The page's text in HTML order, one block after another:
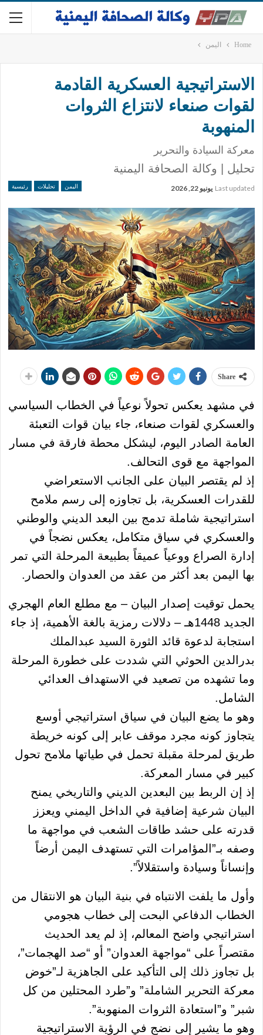
Home اليمن
الاستراتيجية العسكرية القادمة
لقوات صنعاء لانتزاع الثروات
المنهوبة
معركة السيادة والتحرير
تحليل | وكالة الصحافة اليمنية
اليمن تحليلات رئيسية Last updated يونيو 22, 2026
Share
في مشهد يعكس تحولاً نوعياً في الخطاب السياسي
والعسكري لقوات صنعاء، جاء بيان قوات التعبئة
العامة الصادر اليوم، ليشكل محطة فارقة في مسار
المواجهة مع قوى التحالف.
إذ لم يقتصر البيان على الجانب الاستعراضي
للقدرات العسكرية، بل تجاوزه إلى رسم ملامح
استراتيجية شاملة تدمج بين البعد الديني والوطني
والعسكري في سياق متكامل، يعكس نضجاً في
إدارة الصراع ووعياً عميقاً بطبيعة المرحلة التي تمر
بها اليمن بعد أكثر من عقد من العدوان والحصار.
يحمل توقيت إصدار البيان – مع مطلع العام الهجري
الجديد 1448هـ – دلالات رمزية بالغة الأهمية، إذ جاء
استجابة لدعوة قائد الثورة السيد عبدالملك
بدرالدين الحوثي التي شددت على خطورة المرحلة
وما تشهده من تصعيد في الاستهداف العدائي
الشامل.
وهو ما يضع البيان في سياق استراتيجي أوسع
يتجاوز كونه مجرد موقف عابر إلى كونه خريطة
طريق لمرحلة مقبلة تحمل في طياتها ملامح تحول
كبير في مسار المعركة.
إذ إن الربط بين البعدين الديني والتاريخي يمنح
البيان شرعية إضافية في الداخل اليمني ويعزز
قدرته على حشد طاقات الشعب في مواجهة ما
وصفه بـ”المؤامرات التي تستهدف اليمن أرضاً
وإنساناً وسيادة واستقلالاً”.
وأول ما يلفت الانتباه في بنية البيان هو الانتقال من
الخطاب الدفاعي البحت إلى خطاب هجومي
استراتيجي واضح المعالم، إذ لم يعد الحديث
مقتصراً على “مواجهة العدوان” أو “صد الهجمات”،
بل تجاوز ذلك إلى التأكيد على الجاهزية لـ”خوض
معركة التحرير الشاملة” و”طرد المحتلين من كل
شبر” و”استعادة الثروات المنهوبة”.
وهو ما يشير إلى نضج في الرؤية الاستراتيجية